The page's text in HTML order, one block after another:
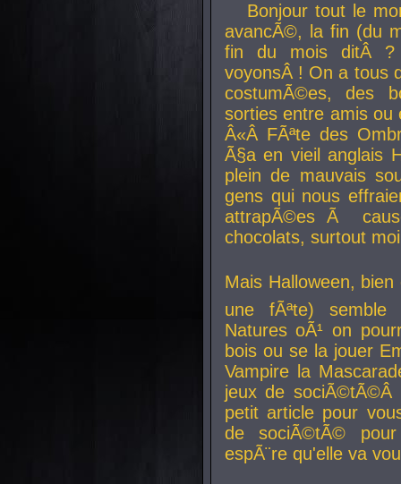
Bonjour tout le
avancÃ©, la fin (du
fin du mois ditÂ ?
voyonsÂ ! On a tous
costumÃ©es, des
sorties entre amis
Â«Â FÃªte des
Ã§a en vieil anglais
plein de mauvais
gens qui nous
attrapÃ©es Ã
chocolats, surtout
Mais Halloween, bien
une fÃªte) semble
Natures oÃ¹ on
bois ou se la jouer
Vampire la
jeux de
petit article pour
de sociÃ©tÃ©
espÃ¨re qu'elle va